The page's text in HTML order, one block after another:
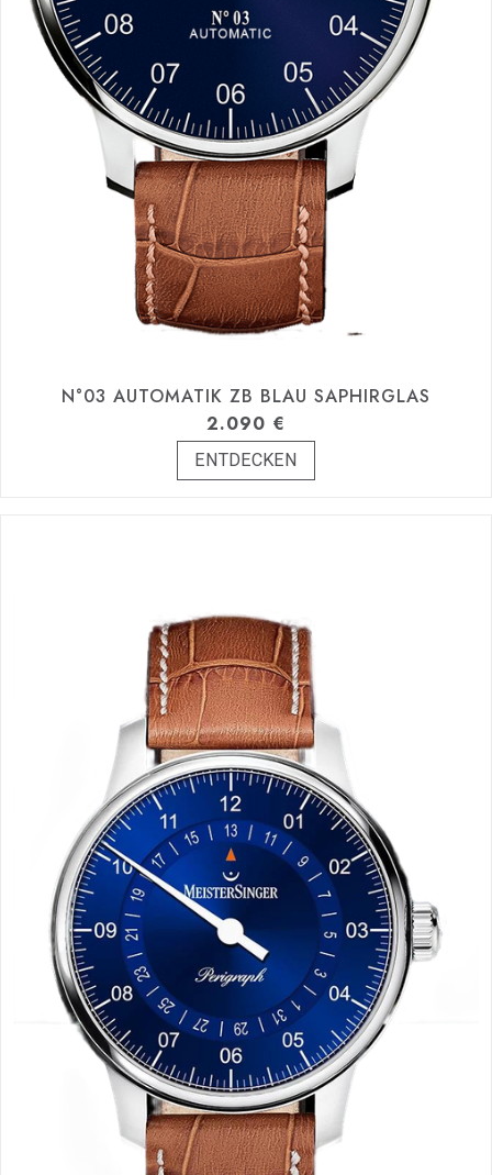
N°03 AUTOMATIK ZB BLAU SAPHIRGLAS
2.090 €
ENTDECKEN